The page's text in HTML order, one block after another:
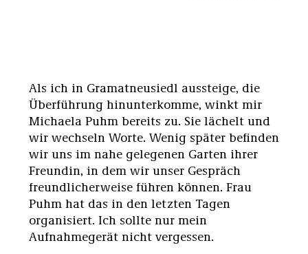
Als ich in Gramatneusiedl aussteige, die
Überführung hinunterkomme, winkt mir
Michaela Puhm bereits zu. Sie lächelt und
wir wechseln Worte. Wenig später befinden
wir uns im nahe gelegenen Garten ihrer
Freundin, in dem wir unser Gespräch
freundlicherweise führen können. Frau
Puhm hat das in den letzten Tagen
organisiert. Ich sollte nur mein
Aufnahmegerät nicht vergessen.